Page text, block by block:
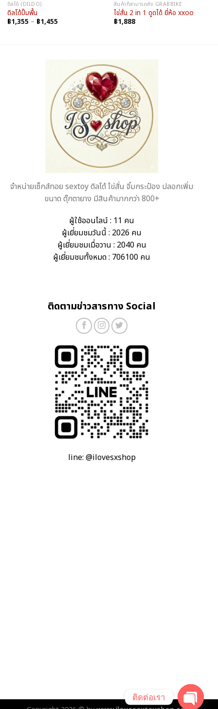
ดิลโด้ (DILDO)
ดิลโด้ปั้มพื้น
฿1,355 – ฿1,455Price
สินค้าที่สามารถส่ง GRABBIKE
ไข่สั่น 2 in 1 ดูดได้ ยี่ห้อ xxoo
฿1,888
จำหน่ายเซ็กส์ทอย sextoy ดิลโด้ ไข่สั่น จิ๋มกระป๋อง ปลอกเพิ่ม
ขนาด ตุ๊กตายาง มีสินค้ามากกว่า 800+
ผู้ใช้ออนไลน์ : 11 คน
ผู้เยี่ยมชมวันนี้ : 2026 คน
ผู้เยี่ยมชมเมื่อวาน : 2040 คน
ผู้เยี่ยมชมทั้งหมด : 706100 คน
ติดตามข่าวสารทาง Social
line: @ilovesxshop
ติดต่อเรา